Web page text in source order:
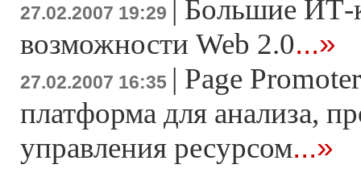
27.02.2007 19:29 | Большие ИТ-
возможности Web 2.0...»
27.02.2007 16:35 | Page
платформа для анализа,
управления ресурсом...»